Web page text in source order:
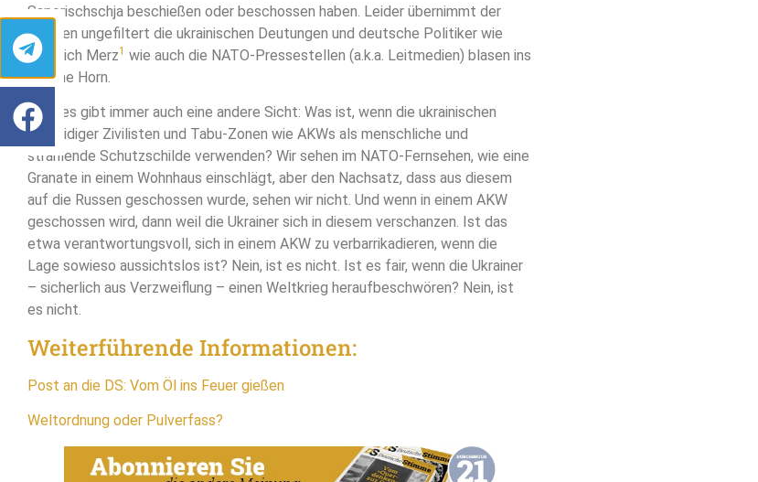
Saporischschja beschießen oder beschossen haben. Leider übernimmt der
Westen ungefiltert die ukrainischen Deutungen und deutsche Politiker wie
Friedrich Merz1 wie auch die NATO-Pressestellen (a.k.a. Leitmedien) blasen ins
gleiche Horn.
Aber es gibt immer auch eine andere Sicht: Was ist, wenn die ukrainischen
Verteidiger Zivilisten und Tabu-Zonen wie AKWs als menschliche und
strahlende Schutzschilde verwenden? Wir sehen im NATO-Fernsehen, wie eine
Granate in einem Wohnhaus einschlägt, aber den Nachsatz, dass aus diesem
auf die Russen geschossen wurde, sehen wir nicht. Und wenn in einem AKW
geschossen wird, dann weil die Ukrainer sich in diesem verschanzen. Ist das
etwa verantwortungsvoll, sich in einem AKW zu verbarrikadieren, wenn die
Lage sowieso aussichtslos ist? Nein, ist es nicht. Ist es fair, wenn die Ukrainer
– sicherlich aus Verzweiflung – einen Weltkrieg heraufbeschwören? Nein, ist
es nicht.
Weiterführende Informationen:
Post an die DS: Vom Öl ins Feuer gießen
Weltordnung oder Pulverfass?